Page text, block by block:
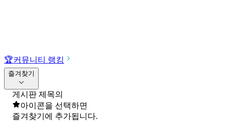
🏆커뮤니티 랭킹
즐겨찾기
게시판 제목의
아이콘을 선택하면
즐겨찾기에 추가됩니다.